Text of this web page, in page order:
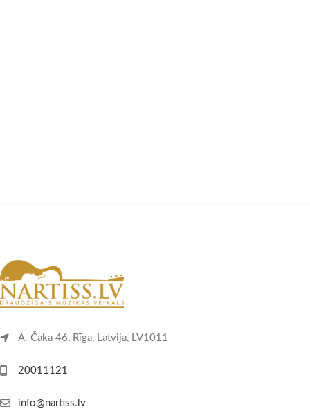
A. Čaka 46, Rīga, Latvija, LV1011
20011121
info@nartiss.lv